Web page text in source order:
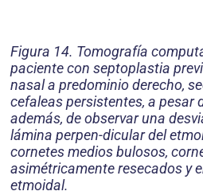
Figura 14. Tomografía
paciente con septoplastia
nasal a predominio derecho,
cefaleas persistentes, a pesar
además, de observar una
lámina perpen-dicular del
cornetes medios bulosos,
asimétricamente resecados y
etmoidal.